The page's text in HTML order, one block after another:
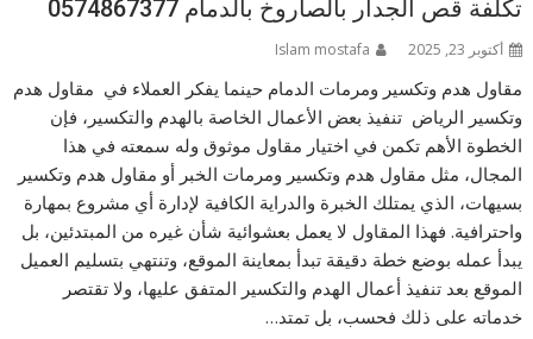
تكلفة قص الجدار بالصاروخ بالدمام 0574867377
أكتوبر 23, 2025 Islam mostafa
مقاول هدم وتكسير ومرمات الدمام حينما يفكر العملاء في مقاول هدم
وتكسير الرياض تنفيذ بعض الأعمال الخاصة بالهدم والتكسير، فإن
الخطوة الأهم تكمن في اختيار مقاول موثوق وله سمعته في هذا
المجال، مثل مقاول هدم وتكسير ومرمات الخبر أو مقاول هدم وتكسير
بسيهات، الذي يمتلك الخبرة والدراية الكافية لإدارة أي مشروع بمهارة
واحترافية. فهذا المقاول لا يعمل بعشوائية شأن غيره من المبتدئين، بل
يبدأ عمله بوضع خطة دقيقة تبدأ بمعاينة الموقع، وتنتهي بتسليم العميل
الموقع بعد تنفيذ أعمال الهدم والتكسير المتفق عليها، ولا تقتصر
خدماته على ذلك فحسب، بل تمتد…